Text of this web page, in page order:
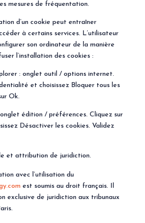
mesures de fréquentation.
d’un cookie peut entraîner
à certains services. L’utilisateur
son ordinateur de la manière
l’installation des cookies :
: onglet outil / options internet.
et choisissez Bloquer tous les
Ok.
édition / préférences. Cliquez sur
Désactiver les cookies. Validez
et attribution de juridiction.
avec l’utilisation du
est soumis au droit français. Il
exclusive de juridiction aux tribunaux